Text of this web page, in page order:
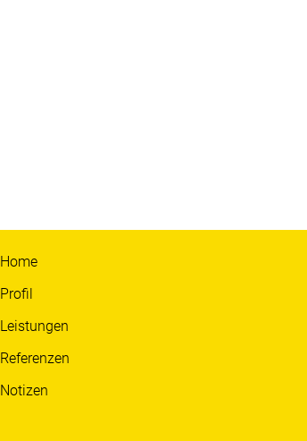
Home
Profil
Leistungen
Referenzen
Notizen